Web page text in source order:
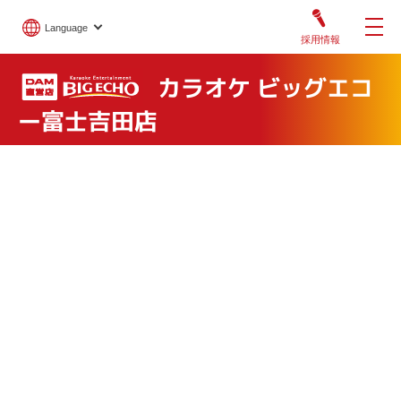
Language
採用情報
カラオケ ビッグエコ
ー富士吉田店